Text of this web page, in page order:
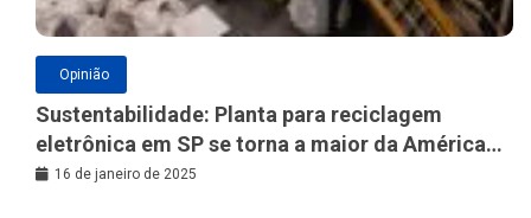
Opinião
Sustentabilidade: Planta para reciclagem
eletrônica em SP se torna a maior da América
Latina
16 de janeiro de 2025